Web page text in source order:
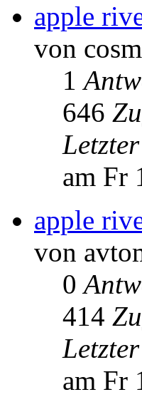
apple
von
1
646
am Fr
apple
von
0
414
am Fr